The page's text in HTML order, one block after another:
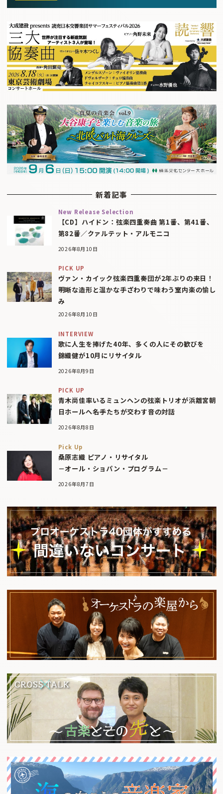
新着記事
New Release Selection
【CD】ハイドン：弦楽四重奏曲 第1番、第41番、
第82番／クァルテット・アルモニコ
2026年8月10日
PICK UP
ヴァン・カイック弦楽四重奏団が2年ぶりの来日！
明晰な造形と温かな手ざわりで味わう室内楽の愉し
み
2026年8月10日
INTERVIEW
歌に人生を捧げた40年、多くの人にその歓びを
錦織健が10月にリサイタル
2026年8月9日
PICK UP
青木尚佳率いるミュンヘンの弦楽トリオが浜離宮朝
日ホールへ――名手たちが交わす音の対話
2026年8月8日
Pick Up
桑原志織 ピアノ・リサイタル
－オール・ショパン・プログラム－
2026年8月7日